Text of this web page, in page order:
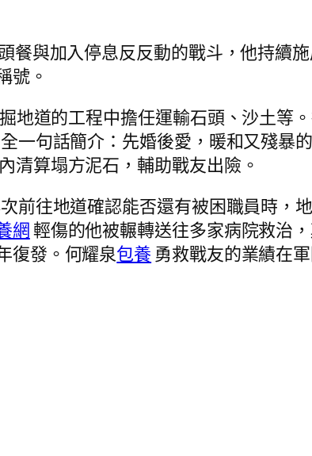
餐與加入停息反反動的戰斗，他持續
號。
地道的工程中擔任運輸石頭、沙土等
一句話簡介：先婚後愛，暖和又殘暴
清算塌方泥石，輔助戰友出險。
前往地道確認能否還有被困職員時，
網輕傷的他被輾轉送往多家病院救治
復發。何耀泉包養 勇救戰友的業績在